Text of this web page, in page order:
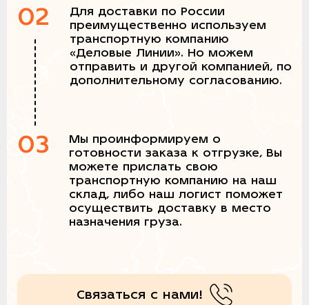
02
Для доставки по России
преимущественно используем
транспортную компанию
«Деловые Линии». Но можем
отправить и другой компанией, по
дополнительному согласованию.
03
Мы проинформируем о
готовности заказа к отгрузке, Вы
можете прислать свою
транспортную компанию на наш
склад, либо наш логист поможет
осуществить доставку в место
назначения груза.
Связаться с нами!